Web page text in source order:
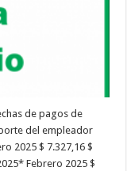
de pagos de
del empleador
2025 $ 7.327,16 $
Febrero 2025 $